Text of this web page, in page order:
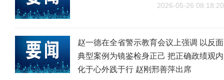
2026-05-26 08:18:20
赵一德在全省警示教育会议上强调 以反面
典型案例为镜鉴检身正己 把正确政绩观内
化于心外践于行 赵刚邢善萍出席